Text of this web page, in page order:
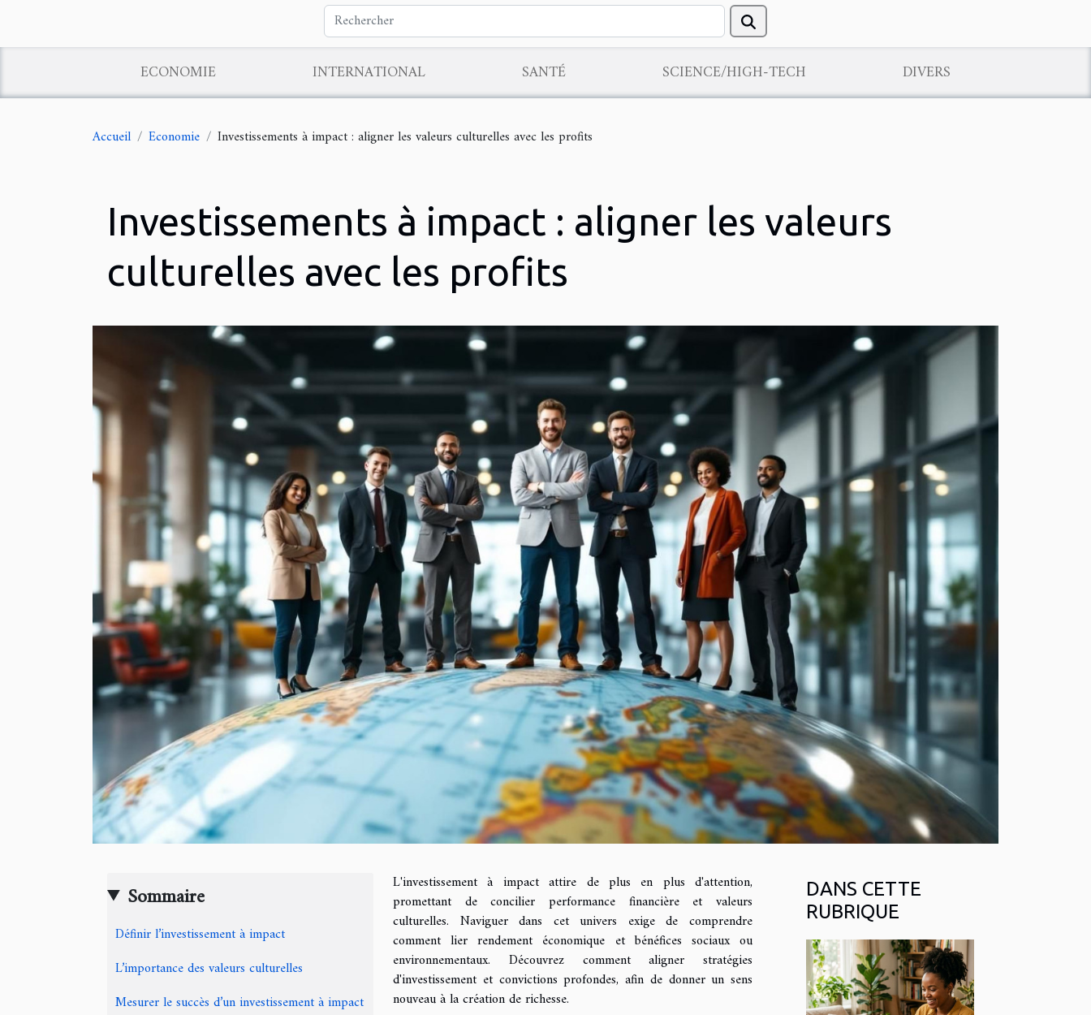
ECONOMIE INTERNATIONAL SANTÉ SCIENCE/HIGH-TECH DIVERS
Accueil Economie Investissements à impact : aligner les valeurs culturelles avec les profits
Investissements à impact : aligner les valeurs
culturelles avec les profits
Sommaire
Définir l’investissement à impact
L’importance des valeurs culturelles
Mesurer le succès d’un investissement à impact
L'investissement à impact attire de plus en plus d'attention,
promettant de concilier performance financière et valeurs
culturelles. Naviguer dans cet univers exige de comprendre
comment lier rendement économique et bénéfices sociaux ou
environnementaux. Découvrez comment aligner stratégies
d'investissement et convictions profondes, afin de donner un sens
nouveau à la création de richesse.
DANS CETTE
RUBRIQUE